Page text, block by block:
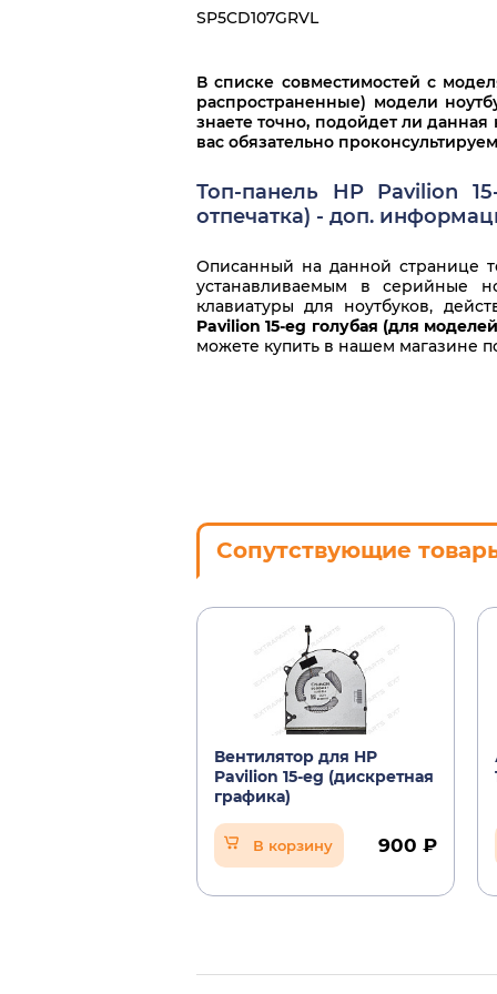
HP Pavilion 15-eg0159ur HP
HP Pavilion 15-eg1011ur HP
HP Pavilion 15-eg1015ur HP
HP Pavilion 15-eg1021ur HP
HP Pavilion 15-eg1025ur HP
HP Pavilion 15-eg1028ur
SP5CD107GRVL
В списке совместимостей с
распространенные) модели
знаете точно, подойдет ли
вас обязательно
Топ-панель HP Pavilion
отпечатка) - доп.
Описанный на данной странице
устанавливаемым в серийные
клавиатуры для ноутбуков,
Pavilion 15-eg голубая (для
можете купить в нашем магазине
Сопутствующие
Вентилятор для HP
Pavilion 15-eg (дискретная
графика)
В корзину 900 ₽